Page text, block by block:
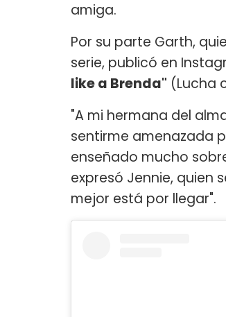
amiga.
Por su parte Garth,
serie, publicó en
like a Brenda" (Lucha
"A mi hermana del
sentirme amenazada
enseñado mucho
expresó Jennie, quien
mejor está por llegar".